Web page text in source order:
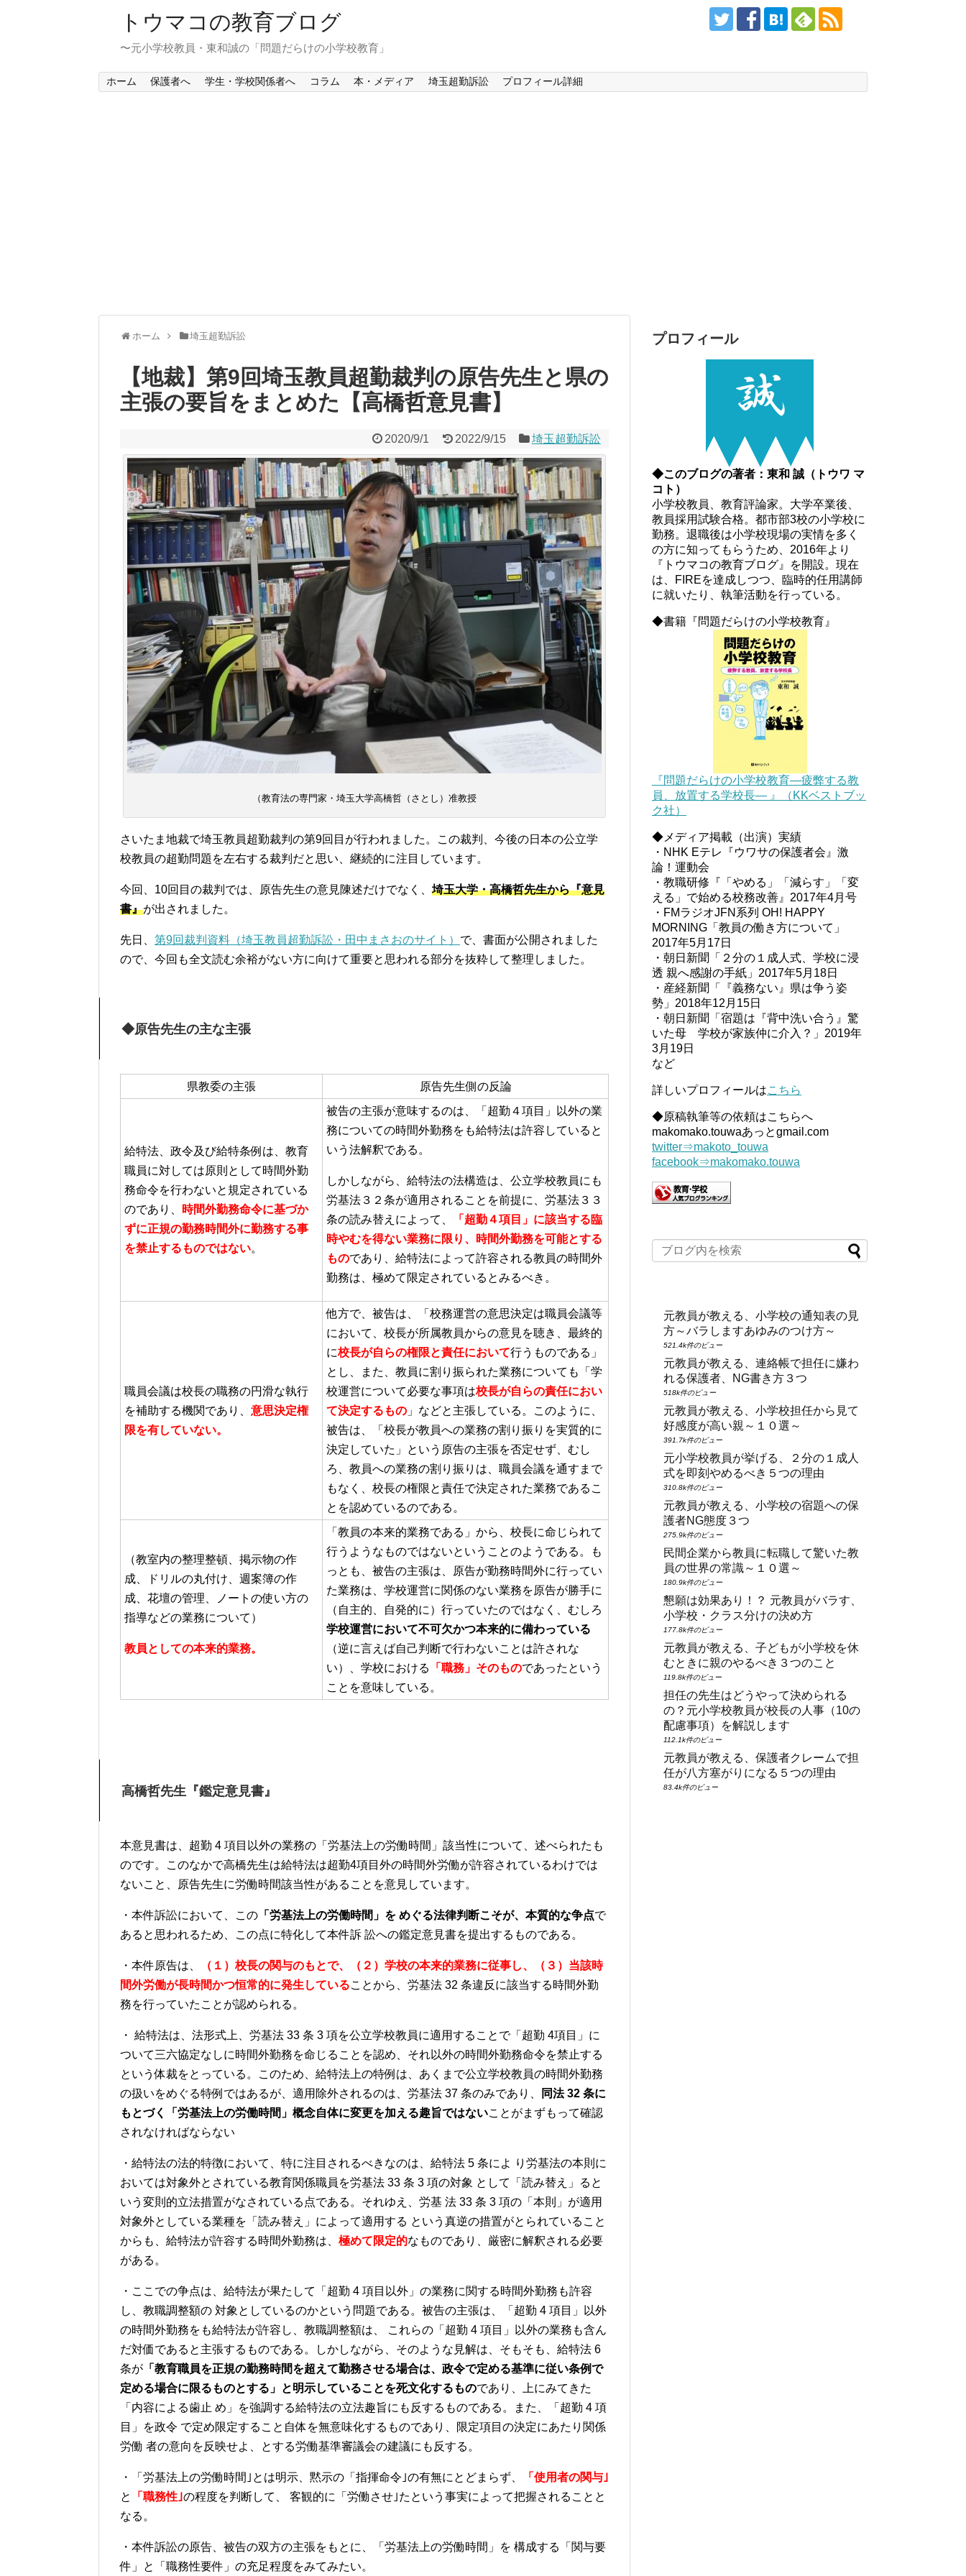
トウマコの教育ブログ
〜元小学校教員・東和誠の「問題だらけの小学校教育」
ホーム 保護者へ 学生・学校関係者へ コラム 本・メディア 埼玉超勤訴訟 プロフィール詳細
ホーム 埼玉超勤訴訟
【地裁】第9回埼玉教員超勤裁判の原告先生と県の
主張の要旨をまとめた【高橋哲意見書】
2020/9/1 2022/9/15 埼玉超勤訴訟
（教育法の専門家・埼玉大学高橋哲（さとし）准教授
さいたま地裁で埼玉教員超勤裁判の第9回目が行われました。この裁判、今後の日本の公立学
校教員の超勤問題を左右する裁判だと思い、継続的に注目しています。
今回、10回目の裁判では、原告先生の意見陳述だけでなく、 埼玉大学・高橋哲先生から『意見
書』が出されました。
先日、 第9回裁判資料（埼玉教員超勤訴訟・田中まさおのサイト） で、書面が公開されました
ので、今回も全文読む余裕がない方に向けて重要と思われる部分を抜粋して整理しました。
◆原告先生の主な主張
県教委の主張 原告先生側の反論
給特法、政令及び給特条例は、教育
職員に対しては原則として時間外勤
務命令を行わないと規定されている
のであり、
時間外勤務命令に基づか
ずに正規の勤務時間外に勤務する事
を禁止するものではない。
被告の主張が意味するのは、「超勤４項目」以外の業
務についての時間外勤務をも給特法は許容していると
いう法解釈である。
しかしながら、給特法の法構造は、公立学校教員にも
労基法３２条が適用されることを前提に、労基法３３
条の読み替えによって、
「超勤４項目」に該当する臨
時やむを得ない業務に限り、時間外勤務を可能とする
ものであり、給特法によって許容される教員の時間外
勤務は、極めて限定されているとみるべき。
職員会議は校長の職務の円滑な執行
を補助する機関であり、 意思決定権
限を有していない。
他方で、被告は、「校務運営の意思決定は職員会議等
において、校長が所属教員からの意見を聴き、最終的
に校長が自らの権限と責任において行うものである」
とし、また、教員に割り振られた業務についても「学
校運営について必要な事項は校長が自らの責任におい
て決定するもの 」などと主張している。このように、
被告は、「校長が教員への業務の割り振りを実質的に
決定していた」という原告の主張を否定せず、むし
ろ、教員への業務の割り振りは、職員会議を通すまで
もなく、校長の権限と責任で決定された業務であるこ
とを認めているのである。
（教室内の整理整頓、掲示物の作
成、ドリルの丸付け、週案簿の作
成、花壇の管理、ノートの使い方の
指導などの業務について）
教員としての本来的業務。
「教員の本来的業務である」から、校長に命じられて
行うようなものではないということのようである。も
っとも、被告の主張は、原告が勤務時間外に行ってい
た業務は、学校運営に関係のない業務を原告が勝手に
（自主的、自発的に）行っていたのではなく、むしろ
学校運営において不可欠かつ本来的に備わっている
（逆に言えば自己判断で行わないことは許されな
い）、学校における
「職務」そのものであったという
ことを意味している。
高橋哲先生『鑑定意見書』
本意見書は、超勤 4 項目以外の業務の「労基法上の労働時間」該当性について、述べられたも
のです。このなかで高橋先生は給特法は超勤4項目外の時間外労働が許容されているわけでは
ないこと、原告先生に労働時間該当性があることを意見しています。
・本件訴訟において、この 「労基法上の労働時間」を めぐる法律判断こそが、本質的な争点で
あると思われるため、この点に特化して本件訴 訟への鑑定意見書を提出するものである。
・本件原告は、
（１）校長の関与のもとで、（２）学校の本来的業務に従事し、（３）当該時
間外労働が長時間かつ恒常的に発生していることから、労基法 32 条違反に該当する時間外勤
務を行っていたことが認められる。
・ 給特法は、法形式上、労基法 33 条 3 項を公立学校教員に適用することで「超勤 4項目」に
ついて三六協定なしに時間外勤務を命じることを認め、それ以外の時間外勤務命令を禁止する
という体裁をとっている。このため、給特法上の特例は、あくまで公立学校教員の時間外勤務
の扱いをめぐる特例ではあるが、適用除外されるのは、労基法 37 条のみであり、
同法 32 条に
もとづく「労基法上の労働時間」概念自体に変更を加える趣旨ではないことがまずもって確認
されなければならない
・給特法の法的特徴において、特に注目されるべきなのは、給特法 5 条によ り労基法の本則に
おいては対象外とされている教育関係職員を労基法 33 条 3 項の対象 として「読み替え」ると
いう変則的立法措置がなされている点である。それゆえ、労基 法 33 条 3 項の「本則」が適用
対象外としている業種を「読み替え」によって適用する という真逆の措置がとられていること
からも、給特法が許容する時間外勤務は、 極めて限定的なものであり、厳密に解釈される必要
がある。
・ここでの争点は、給特法が果たして「超勤 4 項目以外」の業務に関する時間外勤務も許容
し、教職調整額の 対象としているのかという問題である。被告の主張は、「超勤 4 項目」以外
の時間外勤務をも給特法が許容し、教職調整額は、 これらの「超勤 4 項目」以外の業務も含ん
だ対価であると主張するものである。しかしながら、そのような見解は、そもそも、給特法 6
条が 「教育職員を正規の勤務時間を超えて勤務させる場合は、政令で定める基準に従い条例で
定める場合に限るものとする」と明示していることを死文化するものであり、上にみてきた
「内容による歯止 め」を強調する給特法の立法趣旨にも反するものである。また、「超勤 4 項
目」を政令 で定め限定すること自体を無意味化するものであり、限定項目の決定にあたり関係
労働 者の意向を反映せよ、とする労働基準審議会の建議にも反する。
・「労基法上の労働時間｣とは明示、黙示の「指揮命令｣の有無にとどまらず、
「使用者の関与｣
と
「職務性｣の程度を判断して、 客観的に「労働させ｣たという事実によって把握されることと
なる。
・本件訴訟の原告、被告の双方の主張をもとに、「労基法上の労働時間」を 構成する「関与要
件」と「職務性要件」の充足程度をみてみたい。
プロフィール
◆このブログの著者：東和 誠（トウワ マ
コト）
小学校教員、教育評論家。大学卒業後、
教員採用試験合格。都市部3校の小学校に
勤務。退職後は小学校現場の実情を多く
の方に知ってもらうため、2016年より
『トウマコの教育ブログ』を開設。現在
は、FIREを達成しつつ、臨時的任用講師
に就いたり、執筆活動を行っている。
◆書籍『問題だらけの小学校教育』
『問題だらけの小学校教育―疲弊する教
員、放置する学校長― 』（KKベストブッ
ク社）
◆メディア掲載（出演）実績
・NHK Eテレ『ウワサの保護者会』激
論！運動会
・教職研修『「やめる」「減らす」「変
える」で始める校務改善』2017年4月号
・FMラジオJFN系列 OH! HAPPY
MORNING「教員の働き方について」
2017年5月17日
・朝日新聞「２分の１成人式、学校に浸
透 親へ感謝の手紙」2017年5月18日
・産経新聞「『義務ない』県は争う姿
勢」2018年12月15日
・朝日新聞「宿題は『背中洗い合う』驚
いた母 学校が家族仲に介入？」2019年
3月19日
など
詳しいプロフィールはこちら
◆原稿執筆等の依頼はこちらへ
makomako.touwaあっとgmail.com
twitter⇒makoto_touwa
facebook⇒makomako.touwa
元教員が教える、小学校の通知表の見
方～バラしますあゆみのつけ方～
521.4k件のビュー
元教員が教える、連絡帳で担任に嫌わ
れる保護者、NG書き方３つ
518k件のビュー
元教員が教える、小学校担任から見て
好感度が高い親～１０選～
391.7k件のビュー
元小学校教員が挙げる、２分の１成人
式を即刻やめるべき５つの理由
310.8k件のビュー
元教員が教える、小学校の宿題への保
護者NG態度３つ
275.9k件のビュー
民間企業から教員に転職して驚いた教
員の世界の常識～１０選～
180.9k件のビュー
懇願は効果あり！？ 元教員がバラす、
小学校・クラス分けの決め方
177.8k件のビュー
元教員が教える、子どもが小学校を休
むときに親のやるべき３つのこと
119.8k件のビュー
担任の先生はどうやって決められる
の？元小学校教員が校長の人事（10の
配慮事項）を解説します
112.1k件のビュー
元教員が教える、保護者クレームで担
任が八方塞がりになる５つの理由
83.4k件のビュー